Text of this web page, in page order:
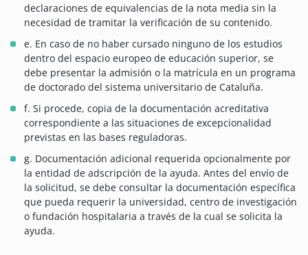
declaraciones de equivalencias de la nota media sin la
necesidad de tramitar la verificación de su contenido.
e. En caso de no haber cursado ninguno de los estudios
dentro del espacio europeo de educación superior, se
debe presentar la admisión o la matrícula en un programa
de doctorado del sistema universitario de Cataluña.
f. Si procede, copia de la documentación acreditativa
correspondiente a las situaciones de excepcionalidad
previstas en las bases reguladoras.
g. Documentación adicional requerida opcionalmente por
la entidad de adscripción de la ayuda. Antes del envío de
la solicitud, se debe consultar la documentación específica
que pueda requerir la universidad, centro de investigación
o fundación hospitalaria a través de la cual se solicita la
ayuda.